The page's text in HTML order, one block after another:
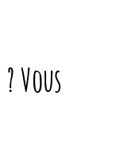
Vous